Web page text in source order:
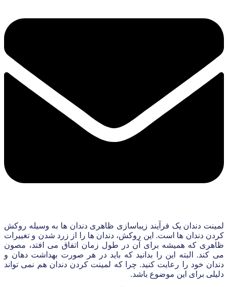
لمینت دندان یک فرآیند زیباسازی ظاهری دندان ها به وسیله روکش
کردن دندان ها است. این روکش، دندان ها را از زرد شدن و تغییرات
ظاهری که همیشه برای آن در طول زمان اتفاق می افتد، مصون
می کند. البته این را بدانید که باید در هر صورت بهداشت دهان و
دندان خود را رعایت کنید. چرا که لمینت کردن دندان هم نمی تواند
دلیلی برای این موضوع باشد.